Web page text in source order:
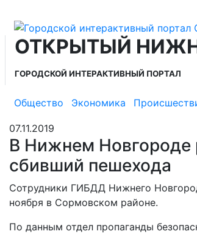
ОТКРЫТЫЙ
ГОРОДСКОЙ ИНТЕРАКТИВНЫЙ ПОРТАЛ
Общество Экономика
07.11.2019
В Нижнем Новгороде
сбивший пешехода
Сотрудники ГИБДД Нижнего
ноября в Сормовском районе.
По данным отдел пропаганды